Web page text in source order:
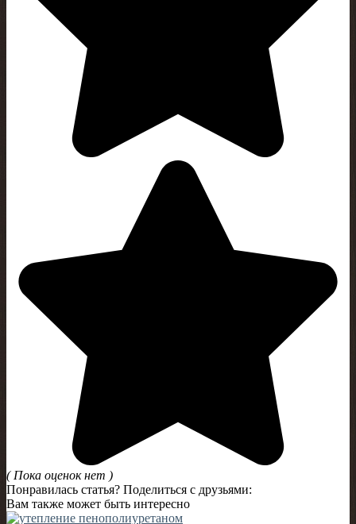
( Пока оценок нет )
Понравилась статья? Поделиться с друзьями:
Вам также может быть интересно